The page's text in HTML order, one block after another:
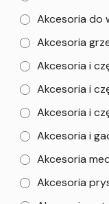
Akcesoria do
Akcesoria
Akcesoria i
Akcesoria i
Akcesoria i
Akcesoria i
Akcesoria
Akcesoria